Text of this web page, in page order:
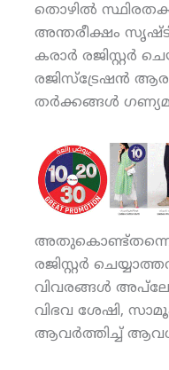
തൊഴില്‍
അന്തരീക്ഷം
കരാര്‍ രജിസ്റ്റര്‍
രജിസ്‌ട്രേഷന്‍
തര്‍ക്കങ്ങള്‍
അതുകൊണ്ട്തന്നെ
രജിസ്റ്റര്‍
വിവരങ്ങള്‍
വിഭവ ശേഷി,
ആവര്‍ത്തിച്ച്